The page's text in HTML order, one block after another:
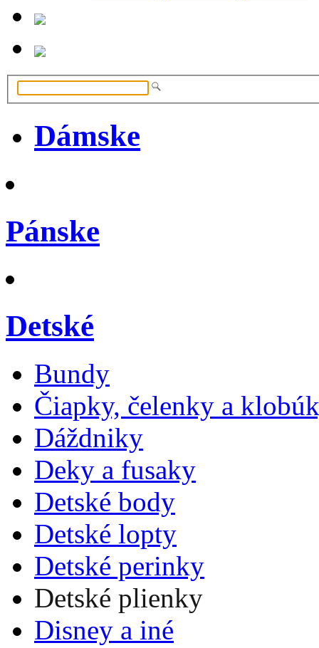
Dámske
Pánske
Detské
Bundy
Čiapky, čelenky a
Dáždniky
Deky a fusaky
Detské body
Detské lopty
Detské perinky
Detské plienky
Disney a iné